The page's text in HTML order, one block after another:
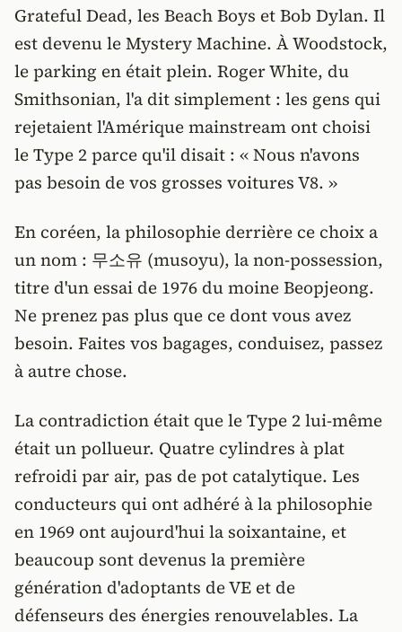
Grateful Dead, les Beach Boys et Bob Dylan. Il
est devenu le Mystery Machine. À Woodstock,
le parking en était plein. Roger White, du
Smithsonian, l'a dit simplement : les gens qui
rejetaient l'Amérique mainstream ont choisi
le Type 2 parce qu'il disait : « Nous n'avons
pas besoin de vos grosses voitures V8. »
En coréen, la philosophie derrière ce choix a
un nom : 무소유 (musoyu), la non-possession,
titre d'un essai de 1976 du moine Beopjeong.
Ne prenez pas plus que ce dont vous avez
besoin. Faites vos bagages, conduisez, passez
à autre chose.
La contradiction était que le Type 2 lui-même
était un pollueur. Quatre cylindres à plat
refroidi par air, pas de pot catalytique. Les
conducteurs qui ont adhéré à la philosophie
en 1969 ont aujourd'hui la soixantaine, et
beaucoup sont devenus la première
génération d'adoptants de VE et de
défenseurs des énergies renouvelables. La